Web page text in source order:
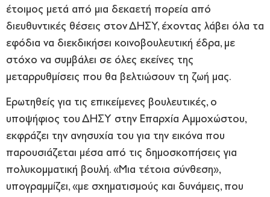
έτοιμος μετά από μια δεκαετή πορεία από
διευθυντικές θέσεις στον ΔΗΣΥ, έχοντας λάβει όλα τα
εφόδια να διεκδικήσει κοινοβουλευτική έδρα, με
στόχο να συμβάλει σε όλες εκείνες της
μεταρρυθμίσεις που θα βελτιώσουν τη ζωή μας.
Ερωτηθείς για τις επικείμενες βουλευτικές, ο
υποψήφιος του ΔΗΣΥ στην Επαρχία Αμμοχώστου,
εκφράζει την ανησυχία του για την εικόνα που
παρουσιάζεται μέσα από τις δημοσκοπήσεις για
πολυκομματική βουλή. «Μια τέτοια σύνθεση»,
υπογραμμίζει, «με σχηματισμούς και δυνάμεις, που